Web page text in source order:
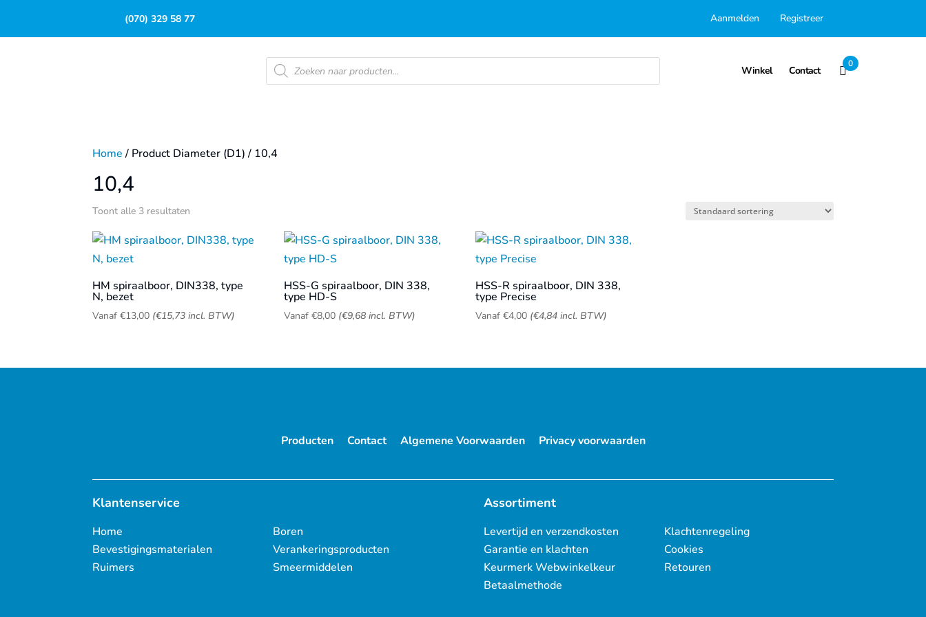
(070) 329 58 77 Aanmelden Registreer
Producten
zoeken Winkel Contact
0
Home/ Product Diameter (D1) / 10,4
10,4
Toont alle 3 resultaten
HM spiraalboor, DIN338, type
N, bezet
Vanaf €13,00 (€15,73 incl. BTW)
HSS-G spiraalboor, DIN 338,
type HD-S
Vanaf €8,00 (€9,68 incl. BTW)
HSS-R spiraalboor, DIN 338,
type Precise
Vanaf €4,00 (€4,84 incl. BTW)
Producten Contact Algemene Voorwaarden Privacy voorwaarden
Klantenservice
Home
Bevestigingsmaterialen
Ruimers
Boren
Verankeringsproducten
Smeermiddelen
Assortiment
Levertijd en verzendkosten
Garantie en klachten
Keurmerk Webwinkelkeur
Betaalmethode
Klachtenregeling
Cookies
Retouren